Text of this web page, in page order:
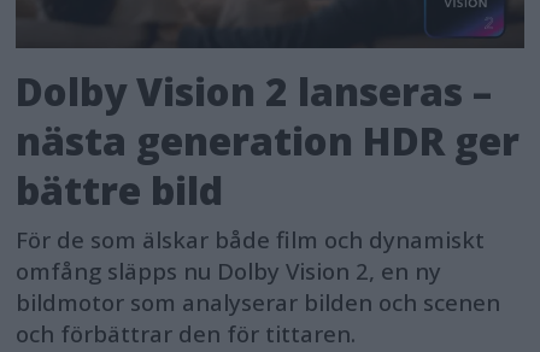
Dolby Vision 2 lanseras –
nästa generation HDR ger
bättre bild
För de som älskar både film och dynamiskt
omfång släpps nu Dolby Vision 2, en ny
bildmotor som analyserar bilden och scenen
och förbättrar den för tittaren.